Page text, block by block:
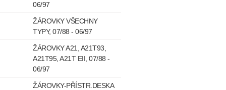
06/97
ŽÁROVKY VŠECHNY
TYPY, 07/88 - 06/97
ŽÁROVKY A21, A21T93,
A21T95, A21T EII, 07/88 -
06/97
ŽÁROVKY-PŘÍSTR.DESKA